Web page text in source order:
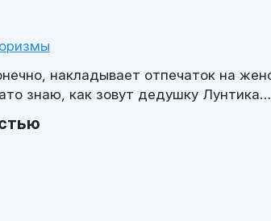
накладывает отпечаток на
знаю, как зовут дедушку Лунтика…